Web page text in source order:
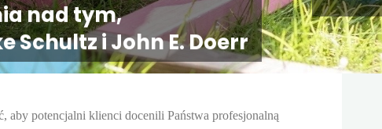
nad tym,
Schultz i John E. Doerr
potencjalni klienci docenili Państwa profesjonalną